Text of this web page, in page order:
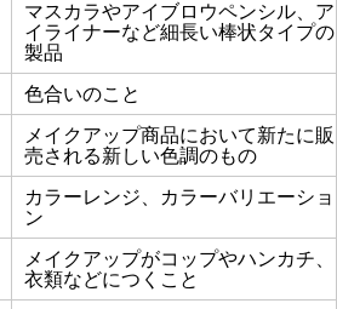
マスカラやアイブロウペンシル、ア
イライナーなど細長い棒状タイプの
製品
色合いのこと
メイクアップ商品において新たに販
売される新しい色調のもの
カラーレンジ、カラーバリエーショ
ン
メイクアップがコップやハンカチ、
衣類などにつくこと